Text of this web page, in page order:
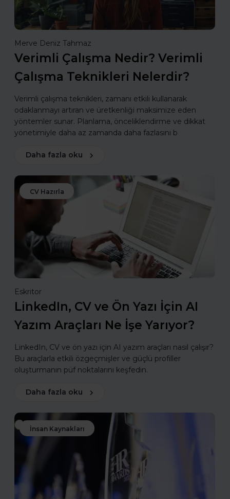
Merve Deniz Tahmaz
Verimli Çalışma Nedir? Verimli
Çalışma Teknikleri Nelerdir?
Verimli çalışma teknikleri, zamanı etkili kullanarak
odaklanmayı artıran ve üretkenliği maksimize eden
yöntemler sunar. Planlama, önceliklendirme ve dikkat
yönetimiyle daha az zamanda daha fazlasını b
Daha fazla oku
CV Hazırla
Eskritor
LinkedIn, CV ve Ön Yazı İçin AI
Yazım Araçları Ne İşe Yarıyor?
LinkedIn, CV ve ön yazı için AI yazım araçları nasıl çalışır?
Bu araçlarla etkili özgeçmişler ve güçlü profiller
oluşturmanın püf noktalarını keşfedin.
Daha fazla oku
İnsan Kaynakları